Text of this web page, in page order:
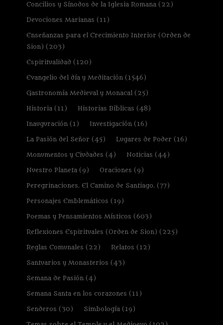
Concilios y Sínodos de la Iglesia Romana(22)
Devociones Marianas (11)
Enseñanzas para el Crecimiento Interior (Orden de
Sion) (203)
Espiritualidad (120)
Evangelio del día y Meditación(1546)
Gastronomía Medieval y Monacal(25)
Historia(11) Historias Bíblicas (48)
Inauguración(1) Investigación(16)
La Pasión del Señor (45) Lugares de Poder (16)
Monumentos y Ciudades (4) Noticias (44)
Nuestro Planeta(9) Oraciones (9)
Peregrinaciones. El Camino de Santiago.(77)
Personajes Emblemáticos (19)
Poemas y Pensamientos Místicos (603)
Reflexiones Espirituales (Orden de Sion) (225)
Reglas Comunales (22) Relatos (12)
Santuarios y Monasterios (43)
Semana de Pasión(4)
Semana Santa en los corazones (11)
Senderos (30) Simbología(19)